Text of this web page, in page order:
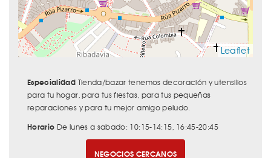
Leaflet
Especialidad Tienda/bazar tenemos decoración y utensilios
para tu hogar, para tus fiestas, para tus pequeñas
reparaciones y para tu mejor amigo peludo.
Horario De lunes a sabado: 10:15-14:15, 16:45-20:45
NEGOCIOS CERCANOS